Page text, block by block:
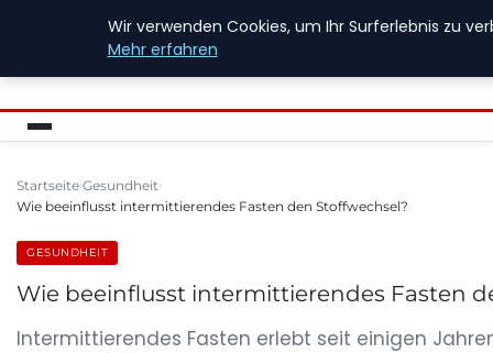
FIREWALLINFO
Startseite Gesundheit
Wie beeinflusst intermittierendes Fasten den Stoffwechsel?
GESUNDHEIT
Wie beeinflusst intermittierendes Fasten
Intermittierendes Fasten erlebt seit einigen
Wir verwenden Cookies, um Ihr Surferlebnis zu
Mehr erfahren